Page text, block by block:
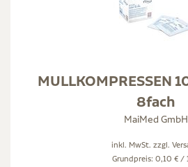
MULLKOMPRESSEN
8fach
MaiMed GmbH
inkl. MwSt. zzgl.
Grundpreis: 0,10 € /